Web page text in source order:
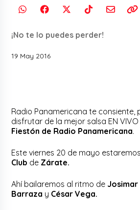
¡No te lo puedes perder!
19 May 2016
Radio Panamericana te consiente,
disfrutar de la mejor salsa EN VIVO
Fiestón de Radio Panamericana.
Este viernes 20 de mayo
Club de Zárate.
Ahí bailaremos al ritmo de Josimar
Barraza y César Vega.